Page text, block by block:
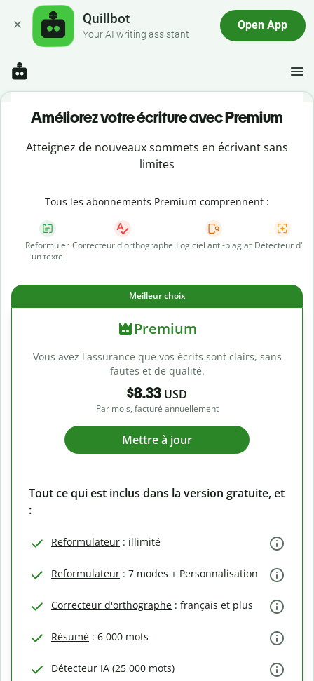
Quillbot
Your AI writing assistant
Open App
Améliorez votre écriture avec Premium
Atteignez de nouveaux sommets en écrivant sans
limites
Tous les abonnements Premium comprennent :
Reformuler
un texte
Correcteur d'orthographe Logiciel anti-plagiat Détecteur d'IA
Meilleur choix
Premium
Vous avez l'assurance que vos écrits sont clairs, sans
fautes et de qualité.
$8.33 USD
Par mois, facturé annuellement
Mettre à jour
Tout ce qui est inclus dans la version gratuite, et
:
Reformulateur : illimité
Reformulateur : 7 modes + Personnalisation
Correcteur d'orthographe : français et plus
Résumé : 6 000 mots
Détecteur IA (25 000 mots)